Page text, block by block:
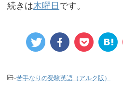
続きは木曜日です。
-苦手なりの受験英語（アルク版）